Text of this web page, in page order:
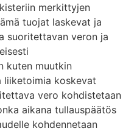
merkittyjen
tuojat laskevat ja
suoritettavan veron ja
kuten muutkin
liiketoimia koskevat
vero kohdistetaan
aikana tullauspäätös
kohdennetaan